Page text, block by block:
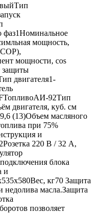
фаз1Номинальное
мощность,
мощности, cos
защиты
двигателя1-
92Тип
двигателя, куб. см
(13)Объем масляного
при 75%
и
220 В / 32 А,
блока
и
кг70 Защита
недолива масла.Защита
позволяет